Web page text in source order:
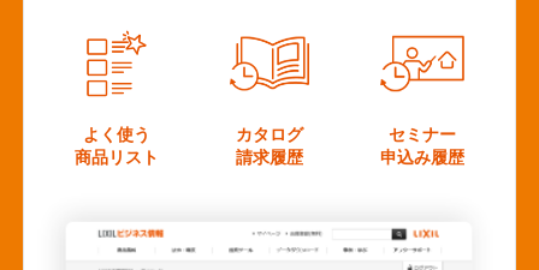
よく使う
商品リスト
カタログ
請求履歴
セミナー
申込み履歴